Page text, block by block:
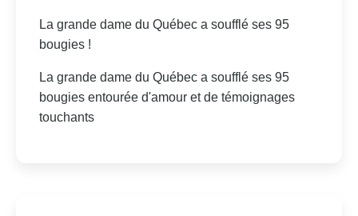
La grande dame du Québec a soufflé ses 95
bougies !
La grande dame du Québec a soufflé ses 95
bougies entourée d'amour et de témoignages
touchants